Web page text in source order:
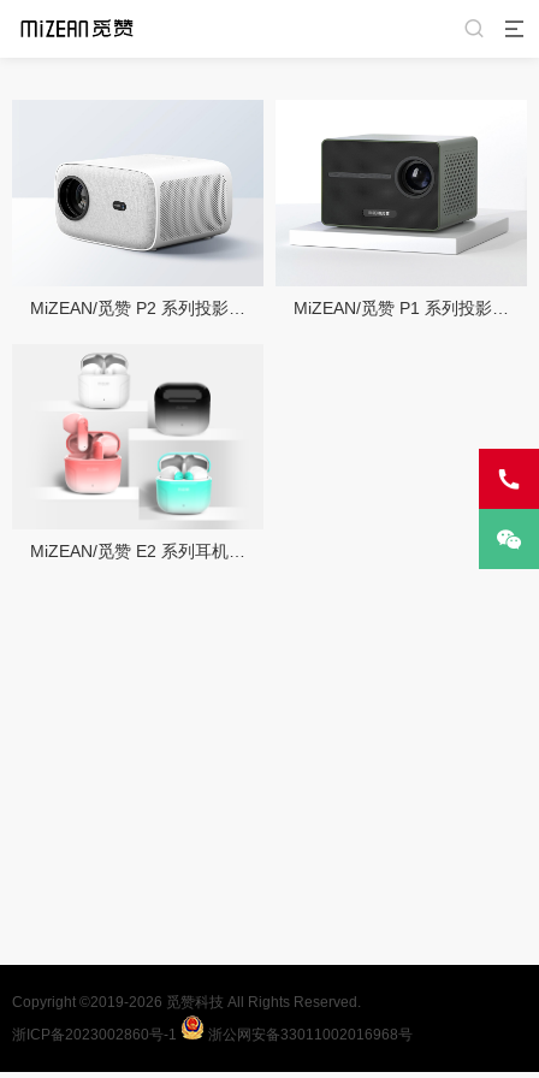
MiZEAN/觅赞 E2 系列耳机使用指南
Copyright ©2019-2026 觅赞科技 All Rights Reserved.
浙ICP备2023002860号-1
浙公网安备33011002016968号